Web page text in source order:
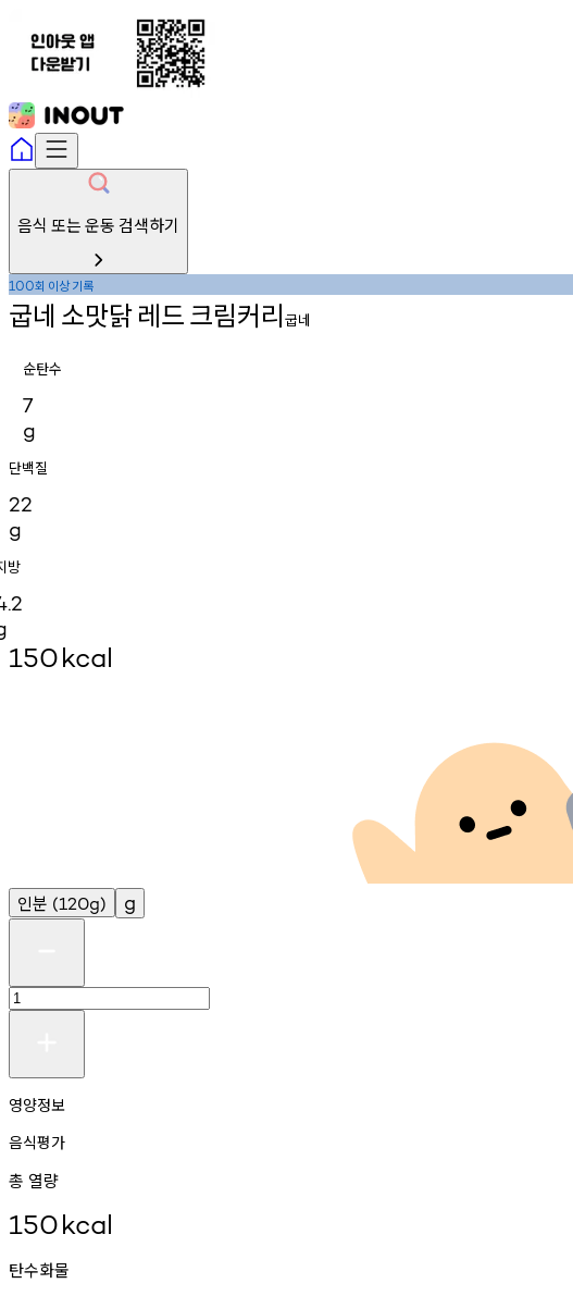
음식 또는 운동 검색하기
100회 이상기록
굽네 소맛닭레드크림커리굽네
순탄수
7
g
단백질
22
g
방
150kcal
인분 (120g) g
영양정보
음식평가
총 열량
150kcal
탄수화물